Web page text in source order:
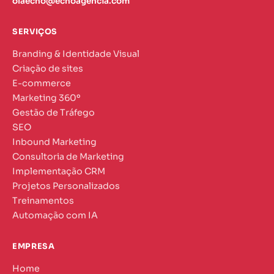
SERVIÇOS
Branding & Identidade Visual
Criação de sites
E-commerce
Marketing 360º
Gestão de Tráfego
SEO
Inbound Marketing
Consultoria de Marketing
Implementação CRM
Projetos Personalizados
Treinamentos
Automação com IA
EMPRESA
Home